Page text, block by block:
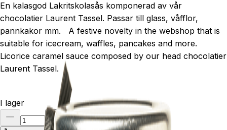
En kalasgod Lakritskolasås komponerad av vår
chocolatier Laurent Tassel. Passar till glass, våfflor,
pannkakor mm. A festive novelty in the webshop that is
suitable for icecream, waffles, pancakes and more.
Licorice caramel sauce composed by our head chocolatier
Laurent Tassel.
I lager